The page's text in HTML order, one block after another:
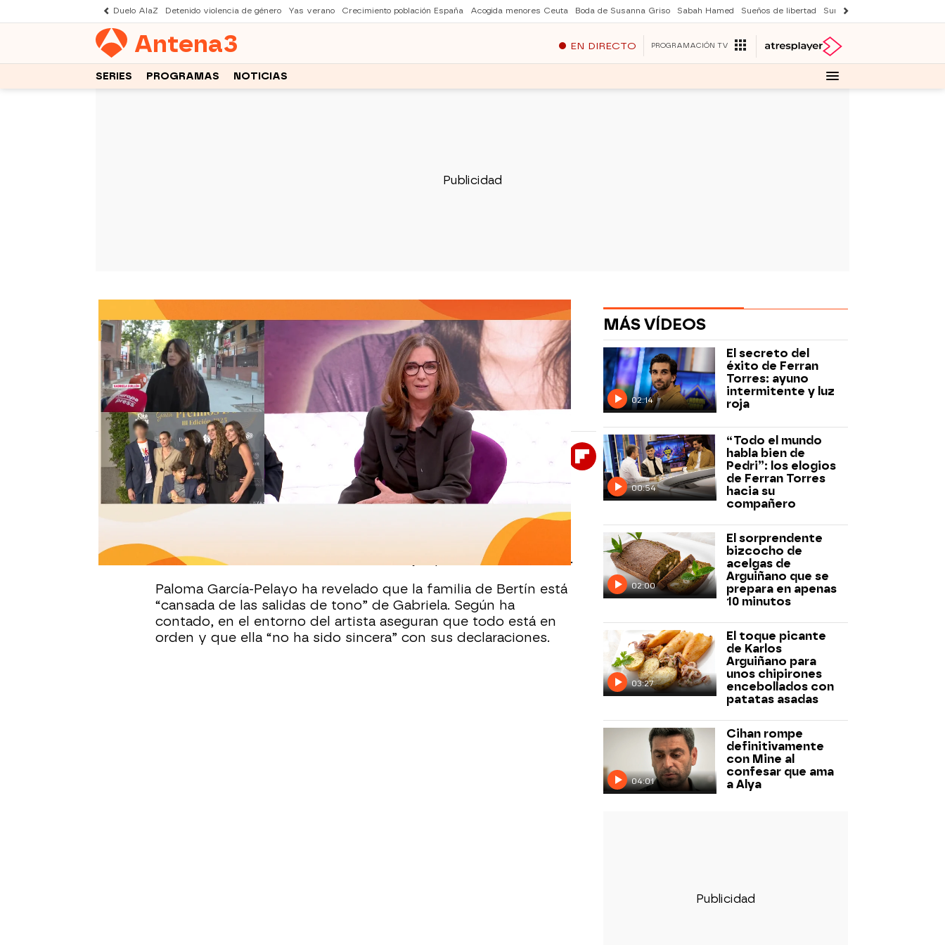
Duelo AlaZ Detenido violencia de género Yas verano Crecimiento población España Acogida menores Ceuta Boda de Susanna Griso Sabah Hamed Sueños de libertad Suri y Tom Cruise
Antena3 EN DIRECTO PROGRAMACIÓN TV
SERIES PROGRAMAS NOTICIAS
Y AHORA SONSOLES
La familia de Bertín Osborne sobre Gabriela Guillén: “No ha
sido sincera y no dice la verdad”
La periodista Paloma García-Pelayo ha hablado con el entorno de Bertín Osborne, que
asegura estar cansado de las declaraciones de Gabriela Guillén y niega que el cantante le
deba dinero.
Sara Sanz Navarro
Publicado:13 de noviembre de 2025, 09:30 WhatsappFacebook
X Flipboard
La tensión entre Bertín Osborne y Gabriela Guillén sigue
aumentando, pese a que ambos habrían alcanzado un acuerdo
económico. Ella insiste en que el cantante no colabora ni
económicamente ni en la crianza del hijo que tienen en común.
Paloma García-Pelayo ha revelado que la familia de Bertín está
“cansada de las salidas de tono” de Gabriela. Según ha
contado, en el entorno del artista aseguran que todo está en
orden y que ella “no ha sido sincera” con sus declaraciones.
MÁS VÍDEOS
02:14
El secreto del
éxito de Ferran
Torres: ayuno
intermitente y luz
roja
00:54
“Todo el mundo
habla bien de
Pedri”: los elogios
de Ferran Torres
hacia su
compañero
02:00
El sorprendente
bizcocho de
acelgas de
Arguiñano que se
prepara en apenas
10 minutos
03:27
El toque picante
de Karlos
Arguiñano para
unos chipirones
encebollados con
patatas asadas
04:01
Cihan rompe
definitivamente
con Mine al
confesar que ama
a Alya